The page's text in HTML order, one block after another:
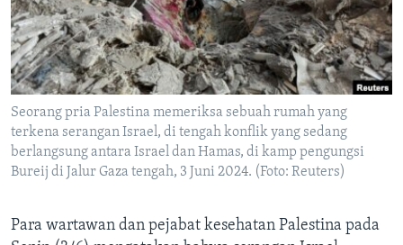
Seorang pria Palestina memeriksa sebuah rumah yang
terkena serangan Israel, di tengah konflik yang sedang
berlangsung antara Israel dan Hamas, di kamp pengungsi
Bureij di Jalur Gaza tengah, 3 Juni 2024. (Foto: Reuters)
Para wartawan dan pejabat kesehatan Palestina pada